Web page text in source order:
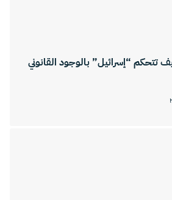
“إسرائيل” بالوجود القانوني